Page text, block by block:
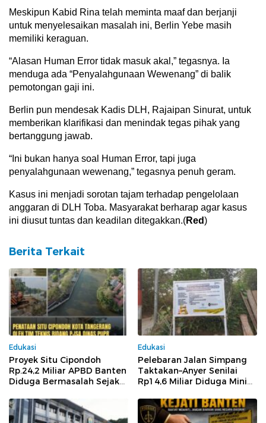
Meskipun Kabid Rina telah meminta maaf dan berjanji
untuk menyelesaikan masalah ini, Berlin Yebe masih
memiliki keraguan.
“Alasan Human Error tidak masuk akal,” tegasnya. Ia
menduga ada “Penyalahgunaan Wewenang” di balik
pemotongan gaji ini.
Berlin pun mendesak Kadis DLH, Rajaipan Sinurat, untuk
memberikan klarifikasi dan menindak tegas pihak yang
bertanggung jawab.
“Ini bukan hanya soal Human Error, tapi juga
penyalahgunaan wewenang,” tegasnya penuh geram.
Kasus ini menjadi sorotan tajam terhadap pengelolaan
anggaran di DLH Toba. Masyarakat berharap agar kasus
ini diusut tuntas dan keadilan ditegakkan.(Red)
Berita Terkait
Edukasi
Proyek Situ Cipondoh
Rp.24,2 Miliar APBD Banten
Diduga Bermasalah Sejak
Pelaksanaan
Edukasi
Pelebaran Jalan Simpang
Taktakan–Anyer Senilai
Rp14,6 Miliar Diduga Minim
Sesuai Spesifikasi